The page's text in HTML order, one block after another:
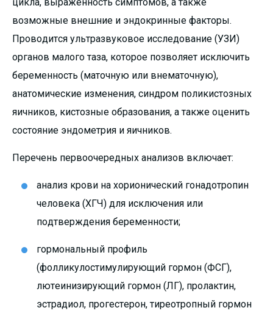
возможные внешние и эндокринные факторы.
Проводится ультразвуковое исследование (УЗИ)
органов малого таза, которое позволяет исключить
беременность (маточную или внематочную),
анатомические изменения, синдром поликистозных
яичников, кистозные образования, а также оценить
состояние эндометрия и яичников.
Перечень первоочередных анализов включает:
анализ крови на хорионический гонадотропин
человека (ХГЧ) для исключения или
подтверждения беременности;
гормональный профиль
(фолликулостимулирующий гормон (ФСГ),
лютеинизирующий гормон (ЛГ), пролактин,
эстрадиол, прогестерон, тиреотропный гормон